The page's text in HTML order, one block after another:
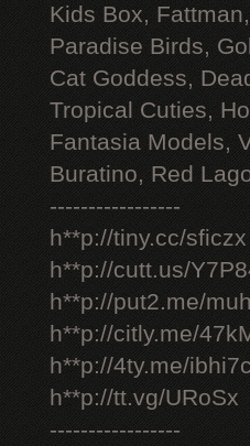
Kids Box,
Paradise Birds,
Cat Goddess,
Tropical Cuties,
Fantasia Models,
Buratino, Red
-----------------
h**p://tiny.cc/sficzx
h**p://cutt.us/
h**p://put2.me/
h**p://citly.me/
h**p://4ty.me/ibhi7c
h**p://tt.vg/URoSx
-----------------